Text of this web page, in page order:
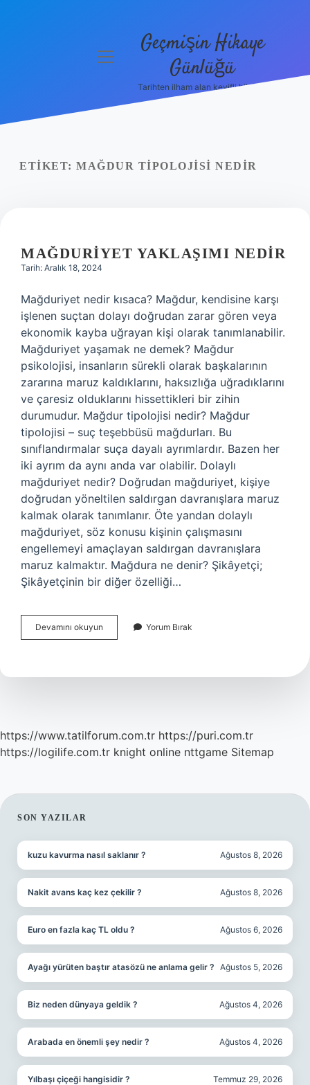
menüyü
Geçmişin Hikaye
Günlüğü
Tarihten ilham alan keyifli bilgiler!
ETIKET: MAĞDUR TIPOLOJISI NEDIR
MAĞDURIYET YAKLAŞIMI NEDIR
Tarih: Aralık 18, 2024
Mağduriyet nedir kısaca? Mağdur, kendisine karşı
işlenen suçtan dolayı doğrudan zarar gören veya
ekonomik kayba uğrayan kişi olarak tanımlanabilir.
Mağduriyet yaşamak ne demek? Mağdur
psikolojisi, insanların sürekli olarak başkalarının
zararına maruz kaldıklarını, haksızlığa uğradıklarını
ve çaresiz olduklarını hissettikleri bir zihin
durumudur. Mağdur tipolojisi nedir? Mağdur
tipolojisi – suç teşebbüsü mağdurları. Bu
sınıflandırmalar suça dayalı ayrımlardır. Bazen her
iki ayrım da aynı anda var olabilir. Dolaylı
mağduriyet nedir? Doğrudan mağduriyet, kişiye
doğrudan yöneltilen saldırgan davranışlara maruz
kalmak olarak tanımlanır. Öte yandan dolaylı
mağduriyet, söz konusu kişinin çalışmasını
engellemeyi amaçlayan saldırgan davranışlara
maruz kalmaktır. Mağdura ne denir? Şikâyetçi;
Şikâyetçinin bir diğer özelliği…
Devamını okuyun Mağduriyet
Yaklaşımı
Yorum Bırak
https://www.tatilforum.com.tr https://puri.com.tr
https://logilife.com.tr knight online nttgame Sitemap
SIDEBAR
SON YAZILAR
kuzu kavurma nasıl saklanır ? Ağustos 8, 2026
Nakit avans kaç kez çekilir ? Ağustos 8, 2026
Euro en fazla kaç TL oldu ? Ağustos 6, 2026
Ayağı yürüten baştır atasözü ne anlama gelir ? Ağustos 5, 2026
Biz neden dünyaya geldik ? Ağustos 4, 2026
Arabada en önemli şey nedir ? Ağustos 4, 2026
Yılbaşı çiçeği hangisidir ? Temmuz 29, 2026